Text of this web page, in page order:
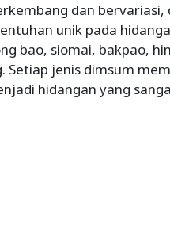
dan
unik pada
bao, siomai, bakpao,
Setiap jenis dimsum
hidangan yang